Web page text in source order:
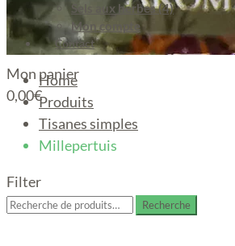
Sels aux herbes (4)
Mon compte
Contact
Mon panier
0,00€
Home
Produits
Tisanes simples
Millepertuis
Filter
Recherche
Recherche